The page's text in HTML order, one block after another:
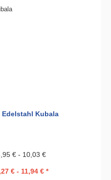
Kubala
€ - 10,03 €
€ - 11,94 € *